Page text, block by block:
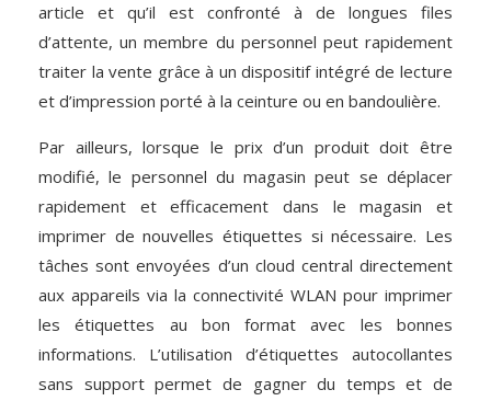
article et qu’il est confronté à de longues files
d’attente, un membre du personnel peut rapidement
traiter la vente grâce à un dispositif intégré de lecture
et d’impression porté à la ceinture ou en bandoulière.
Par ailleurs, lorsque le prix d’un produit doit être
modifié, le personnel du magasin peut se déplacer
rapidement et efficacement dans le magasin et
imprimer de nouvelles étiquettes si nécessaire. Les
tâches sont envoyées d’un cloud central directement
aux appareils via la connectivité WLAN pour imprimer
les étiquettes au bon format avec les bonnes
informations. L’utilisation d’étiquettes autocollantes
sans support permet de gagner du temps et de